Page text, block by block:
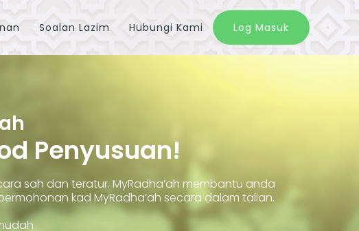
Soalan Lazim Hubungi Kami Log Masuk
Penyusuan!
sah dan teratur. MyRadha’ah membantu anda
kad MyRadha’ah secara dalam talian.